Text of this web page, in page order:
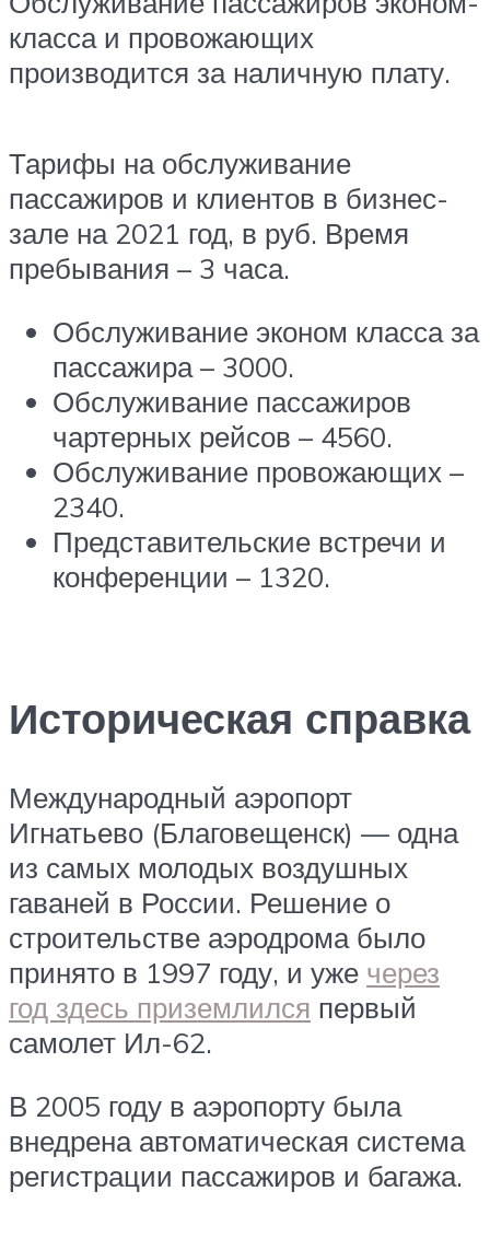
класса и провожающих
производится за наличную плату.
Тарифы на обслуживание
пассажиров и клиентов в бизнес-
зале на 2021 год, в руб. Время
пребывания – 3 часа.
Обслуживание эконом класса за
пассажира – 3000.
Обслуживание пассажиров
чартерных рейсов – 4560.
Обслуживание провожающих –
2340.
Представительские встречи и
конференции – 1320.
Историческая справка
Международный аэропорт
Игнатьево (Благовещенск) — одна
из самых молодых воздушных
гаваней в России. Решение о
строительстве аэродрома было
принято в 1997 году, и уже через
год здесь приземлился первый
самолет Ил-62.
В 2005 году в аэропорту была
внедрена автоматическая система
регистрации пассажиров и багажа.